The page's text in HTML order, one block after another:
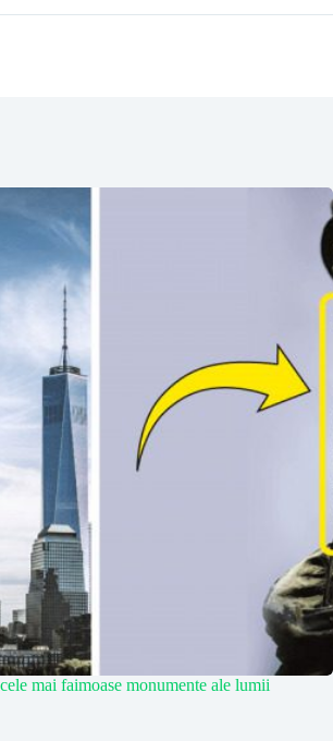
mai faimoase monumente ale lumii